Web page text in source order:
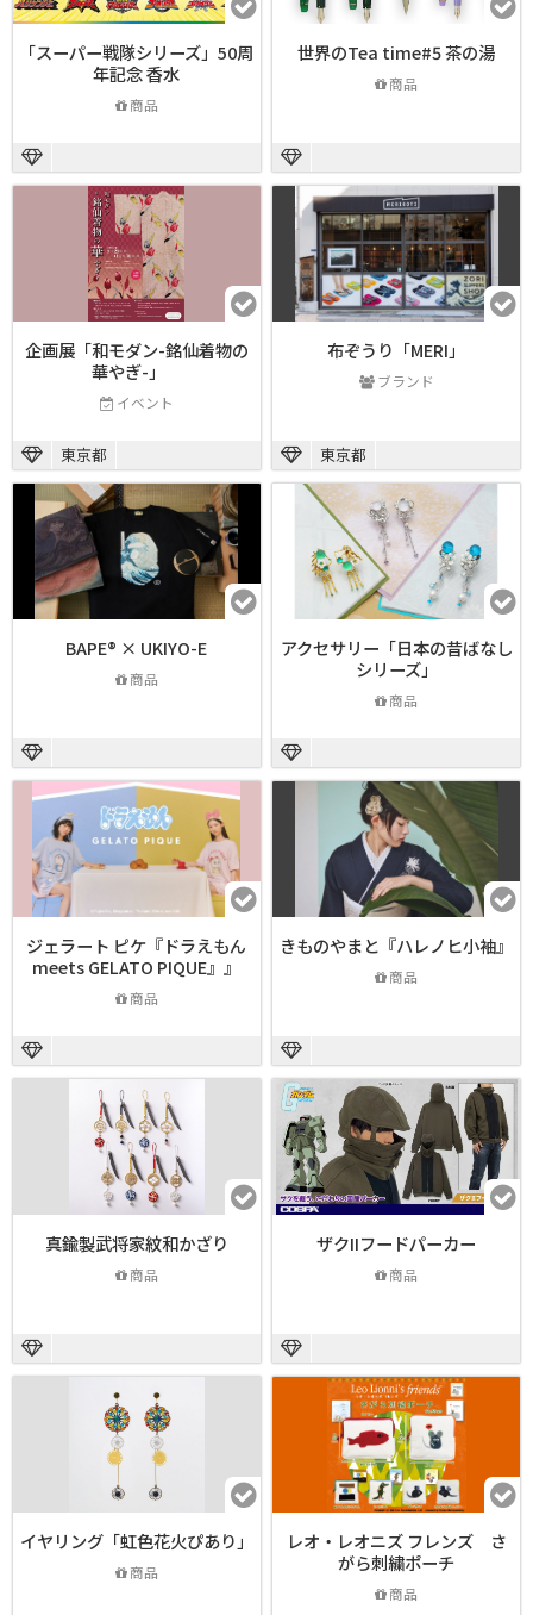
「スーパー戦隊シリーズ」50周
年記念 香水
商品
世界のTea time#5 茶の湯
商品
企画展「和モダン-銘仙着物の
華やぎ-」
イベント
東京都
布ぞうり「MERI」
ブランド
東京都
BAPE®︎ × UKIYO-E
商品
アクセサリー「日本の昔ばなし
シリーズ」
商品
ジェラート ピケ『ドラえもん
meets GELATO PIQUE』』
商品
きものやまと『ハレノヒ小袖』
商品
真鍮製武将家紋和かざり
商品
ザクIIフードパーカー
商品
イヤリング「虹色花火ぴあり」
商品
レオ・レオニズ フレンズ さ
がら刺繍ポーチ
商品